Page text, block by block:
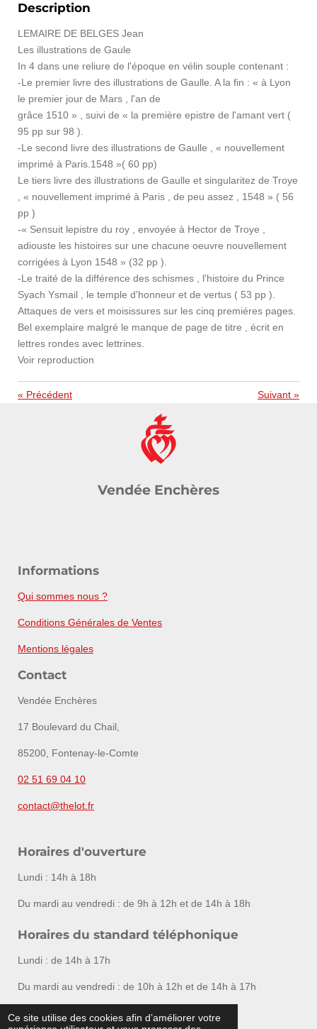
Ce site utilise des cookies afin d’améliorer votre
Description
LEMAIRE DE BELGES Jean
Les illustrations de Gaule
In 4 dans une reliure de l'époque en vélin souple contenant :
-Le premier livre des illustrations de Gaulle. A la fin : « à Lyon
le premier jour de Mars , l'an de
grâce 1510 » , suivi de « la première epistre de l'amant vert (
95 pp sur 98 ).
-Le second livre des illustrations de Gaulle , « nouvellement
imprimé à Paris.1548 »( 60 pp)
Le tiers livre des illustrations de Gaulle et singularitez de Troye
, « nouvellement imprimé à Paris , de peu assez , 1548 » ( 56
pp )
-« Sensuit lepistre du roy , envoyée à Hector de Troye ,
adiouste les histoires sur une chacune oeuvre nouvellement
corrigées à Lyon 1548 » (32 pp ).
-Le traité de la différence des schismes , l'histoire du Prince
Syach Ysmail , le temple d'honneur et de vertus ( 53 pp ).
Attaques de vers et moisissures sur les cinq premiéres pages.
Bel exemplaire malgré le manque de page de titre , écrit en
lettres rondes avec lettrines.
Voir reproduction
« Précédent Suivant »
Vendée Enchères
Informations
Qui sommes nous ?
Conditions Générales de Ventes
Mentions légales
Contact
Vendée Enchères
17 Boulevard du Chail,
85200, Fontenay-le-Comte
02 51 69 04 10
contact@thelot.fr
Horaires d'ouverture
Lundi : 14h à 18h
Du mardi au vendredi : de 9h à 12h et de 14h à 18h
Horaires du standard téléphonique
Lundi : de 14h à 17h
Du mardi au vendredi : de 10h à 12h et de 14h à 17h
F
I